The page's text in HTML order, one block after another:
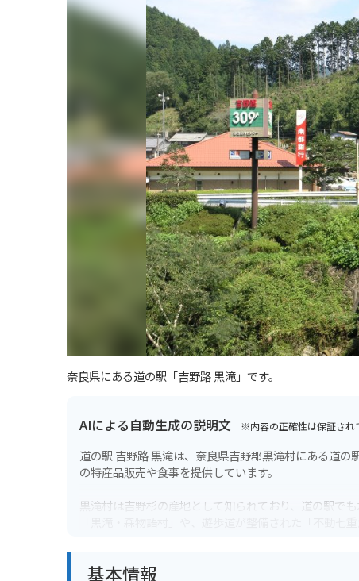
奈良県にある道の駅「吉野路 黒滝」です。
AIによる自動生成の説明文 ※内容の正確性は保証され
道の駅 吉野路 黒滝は、奈良県吉野郡黒滝村にある道
の特産品販売や食事を提供しています。
黒滝村は吉野杉の産地として知られており、道の駅で
「黒滝・森物語村」や、遊歩道が整備された「不動七
ィングロードとしても人気があり、ツーリングにも最適
基本情報